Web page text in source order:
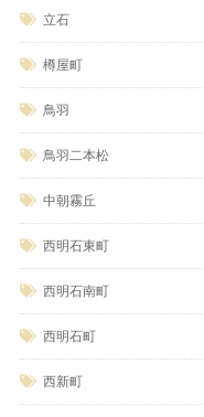
立石
樽屋町
鳥羽
鳥羽二本松
中朝霧丘
西明石東町
西明石南町
西明石町
西新町